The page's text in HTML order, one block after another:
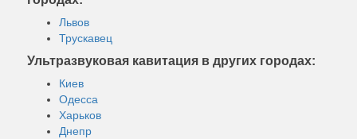
Львов
Трускавец
Ультразвуковая кавитация в других городах:
Киев
Одесса
Харьков
Днепр